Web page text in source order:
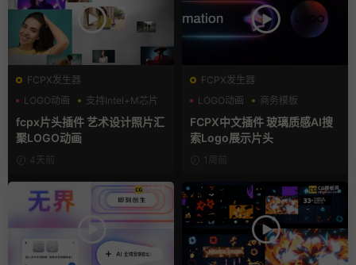
FCPX发生器
LOGO动画
支持Intel+M芯片
汇聚
fcpx片头插件 艺术设计照片汇
聚LOGO动画
4天前
FCPX发生器
LOGO动画
商务模板
支持Intel+M芯片
FCPX中文插件 玻璃质感AI搜
索Logo展示片头
1周前